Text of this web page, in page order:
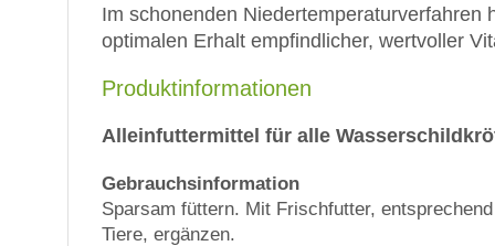
Im schonenden Niedertemperaturverfahren
optimalen Erhalt empfindlicher, wertvoller
Produktinformationen
Alleinfuttermittel für alle
Gebrauchsinformation
Sparsam füttern. Mit Frischfutter,
Tiere, ergänzen.